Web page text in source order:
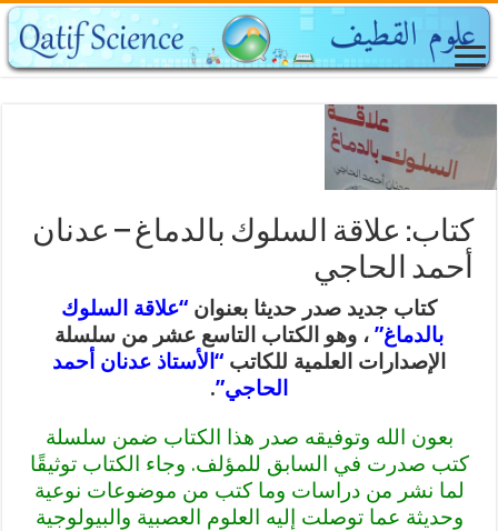
كتاب: علاقة السلوك بالدماغ – عدنان
أحمد الحاجي
كتاب جديد صدر حديثا بعنوان “علاقة السلوك
بالدماغ” ، وهو الكتاب التاسع عشر من سلسلة
الإصدارات العلمية للكاتب “الأستاذ عدنان أحمد
الحاجي”.
بعون الله وتوفيقه صدر هذا الكتاب ضمن سلسلة
كتب صدرت في السابق للمؤلف. وجاء الكتاب توثيقًا
لما نشر من دراسات وما كتب من موضوعات نوعية
وحديثة عما توصلت إليه العلوم العصبية والبيولوجية